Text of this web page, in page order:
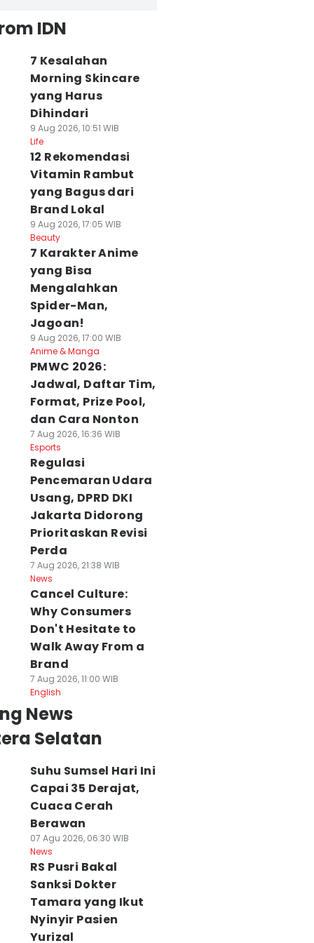
IDN
7 Kesalahan
Morning Skincare
yang Harus
Dihindari
9 Aug 2026, 10:51 WIB
Life
12 Rekomendasi
Vitamin Rambut
yang Bagus dari
Brand Lokal
9 Aug 2026, 17:05 WIB
Beauty
7 Karakter Anime
yang Bisa
Mengalahkan
Spider-Man,
Jagoan!
9 Aug 2026, 17:00 WIB
Anime & Manga
PMWC 2026:
Jadwal, Daftar Tim,
Format, Prize Pool,
dan Cara Nonton
7 Aug 2026, 16:36 WIB
Esports
Regulasi
Pencemaran Udara
Usang, DPRD DKI
Jakarta Didorong
Prioritaskan Revisi
Perda
7 Aug 2026, 21:38 WIB
News
Cancel Culture:
Why Consumers
Don't Hesitate to
Walk Away From a
Brand
7 Aug 2026, 11:00 WIB
English
News
Selatan
Suhu Sumsel Hari Ini
Capai 35 Derajat,
Cuaca Cerah
Berawan
07 Agu 2026, 06:30 WIB
News
RS Pusri Bakal
Sanksi Dokter
Tamara yang Ikut
Nyinyir Pasien
Yurizal